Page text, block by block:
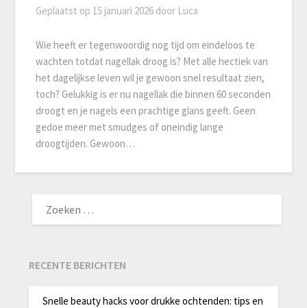
Geplaatst op 15 januari 2026 door Luca
Wie heeft er tegenwoordig nog tijd om eindeloos te
wachten totdat nagellak droog is? Met alle hectiek van
het dagelijkse leven wil je gewoon snel resultaat zien,
toch? Gelukkig is er nu nagellak die binnen 60 seconden
droogt en je nagels een prachtige glans geeft. Geen
gedoe meer met smudges of oneindig lange
droogtijden. Gewoon…
NAAR:
RECENTE BERICHTEN
Snelle beauty hacks voor drukke ochtenden: tips en